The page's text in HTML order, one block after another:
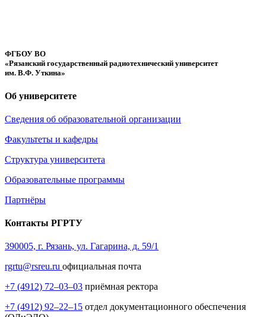
ФГБОУ ВО
«Рязанский государственный радиотехнический университет
им. В.Ф. Уткина»
Об университете
Сведения об образовательной организации
Факультеты и кафедры
Структура университета
Образовательные программы
Партнёры
Контакты РГРТУ
390005, г. Рязань, ул. Гагарина, д. 59/1
rgrtu@rsreu.ru официальная почта
+7 (4912) 72–03–03 приёмная ректора
+7 (4912) 92–22–15 отдел документационного обеспечения